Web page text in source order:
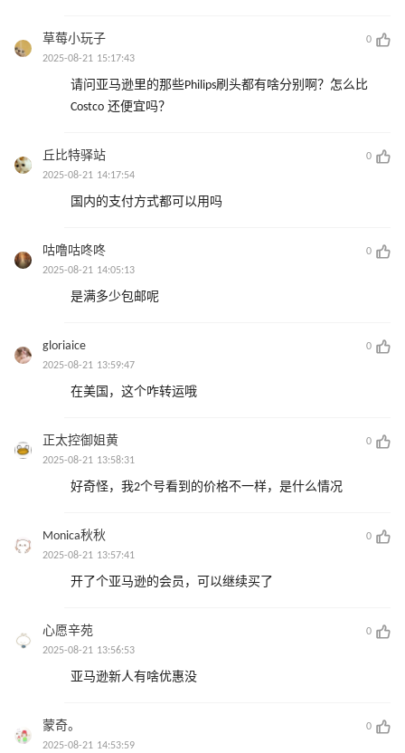
草莓小玩子
0
2025-08-21 15:17:43
请问亚马逊里的那些Philips刷头都有啥分别啊？怎么比
Costco 还便宜吗？
丘比特驿站
0
2025-08-21 14:17:54
国内的支付方式都可以用吗
咕噜咕咚咚
0
2025-08-21 14:05:13
是满多少包邮呢
gloriaice
0
2025-08-21 13:59:47
在美国，这个咋转运哦
正太控御姐黄
0
2025-08-21 13:58:31
好奇怪，我2个号看到的价格不一样，是什么情况
Monica秋秋
0
2025-08-21 13:57:41
开了个亚马逊的会员，可以继续买了
心愿辛苑
0
2025-08-21 13:56:53
亚马逊新人有啥优惠没
蒙奇。
0
2025-08-21 14:53:59